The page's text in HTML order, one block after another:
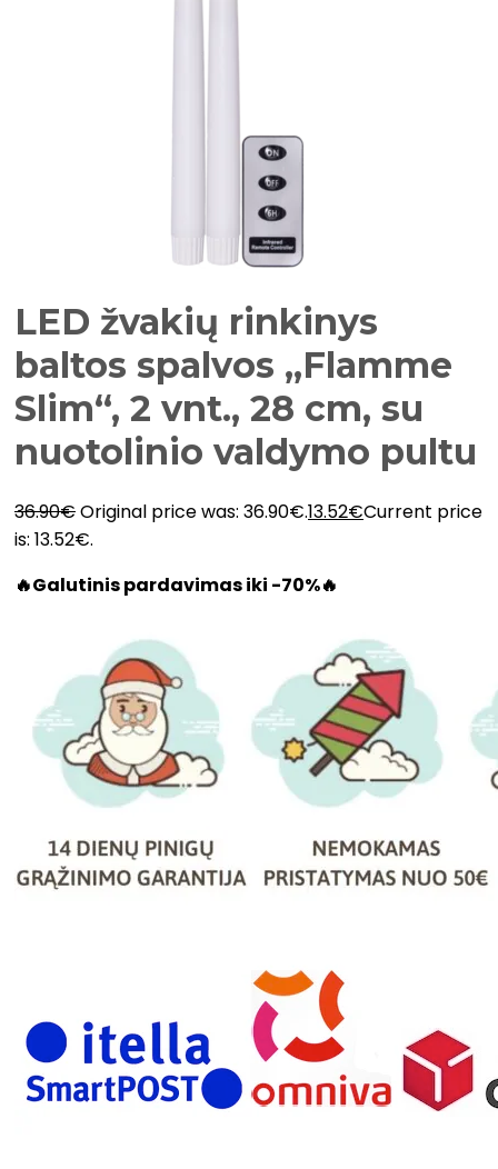
LED žvakių rinkinys
baltos spalvos „Flamme
Slim“, 2 vnt., 28 cm, su
nuotolinio valdymo pultu
36.90€Original price was: 36.90€.13.52€Current price
is: 13.52€.
🔥Galutinis pardavimas iki -70%🔥